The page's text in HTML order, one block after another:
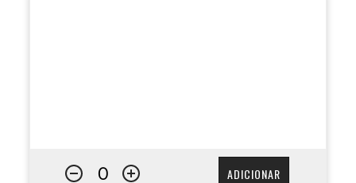
ADICIONAR